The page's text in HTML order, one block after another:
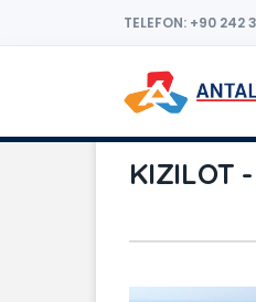
TELEFON: +90 242
KIZILOT